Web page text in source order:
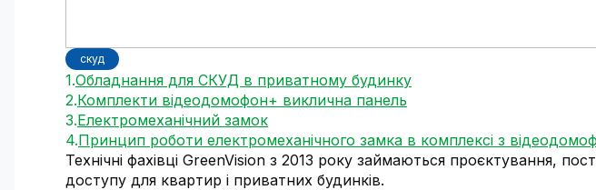
скуд
Обладнання для СКУД в приватному будинку
Комплекти відеодомофон+ виклична панель
Електромеханічний замок
Принцип роботи електромеханічного замка в комплексі з
Технічні фахівці GreenVision з 2013 року займаються проєктування,
доступу для квартир і приватних будинків.